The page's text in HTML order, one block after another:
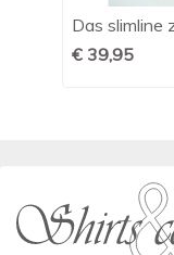
Das slimline
€ 39,95